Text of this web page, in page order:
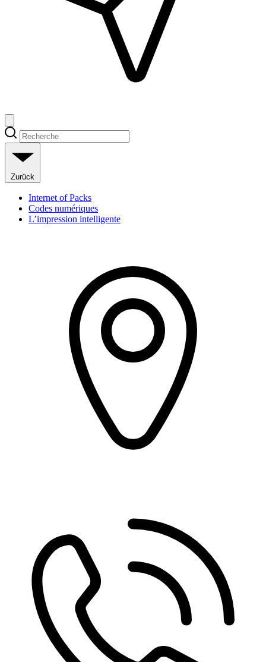
Zurück
Internet of Packs
Codes numériques
L’impression intelligente